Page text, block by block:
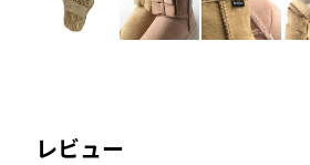
レビュー